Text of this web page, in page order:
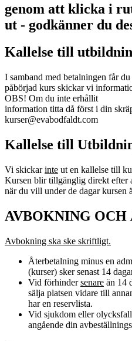
genom att klicka i
ut - godkänner du
Kallelse till
I samband med betalningen får
påbörjad kurs skickar vi
OBS! Om du inte erhållit
information titta då först i din
kurser@evabodfaldt.com
Kallelse till
Vi skickarinte ut en kallelse till
Kursen blir tillgänglig direkt efter
när du vill under de dagar kursen
AVBOKNING
Avbokning ska ske skriftligt.
Återbetalning minus en
(kurser) sker senast 14
Vid förhindersenare än 14
sälja platsen vidare till
har en reservlista.
Vid sjukdom eller
angående din